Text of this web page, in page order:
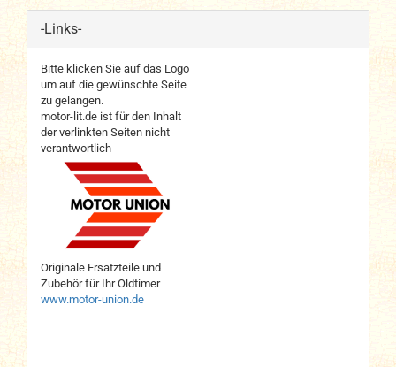
-Links-
Bitte klicken Sie auf das Logo
um auf die gewünschte Seite
zu gelangen.
motor-lit.de ist für den Inhalt
der verlinkten Seiten nicht
verantwortlich
Originale Ersatzteile und
Zubehör für Ihr Oldtimer
www.motor-union.de